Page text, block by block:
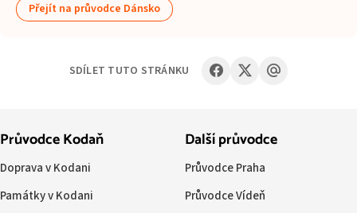
Přejít na průvodce Dánsko
SDÍLET TUTO STRÁNKU
Průvodce Kodaň
Doprava v Kodani
Památky v Kodani
Další průvodce
Průvodce Praha
Průvodce Vídeň